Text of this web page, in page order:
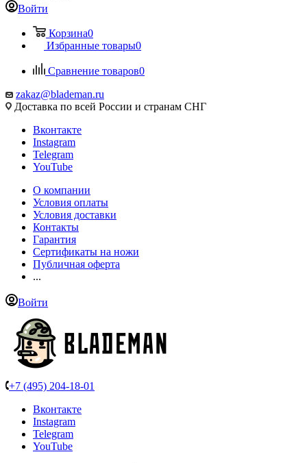
Войти
Корзина0
Избранные товары0
Сравнение товаров0
zakaz@blademan.ru
Доставка по всей России и странам СНГ
Вконтакте
Instagram
Telegram
YouTube
О компании
Условия оплаты
Условия доставки
Контакты
Гарантия
Сертификаты на ножи
Публичная оферта
...
Войти
+7 (495) 204-18-01
Вконтакте
Instagram
Telegram
YouTube